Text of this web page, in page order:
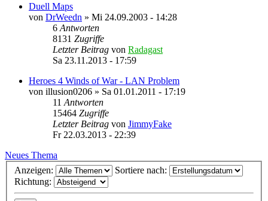
Duell Maps
von DrWeedn » Mi 24.09.2003 - 14:28
6 Antworten
8131 Zugriffe
Letzter Beitrag von Radagast
Sa 23.11.2013 - 17:59
Heroes 4 Winds of War - LAN Problem
von illusion0206 » Sa 01.01.2011 - 17:19
11 Antworten
15464 Zugriffe
Letzter Beitrag von JimmyFake
Fr 22.03.2013 - 22:39
Neues Thema
Anzeigen:
Sortiere nach:
Richtung: